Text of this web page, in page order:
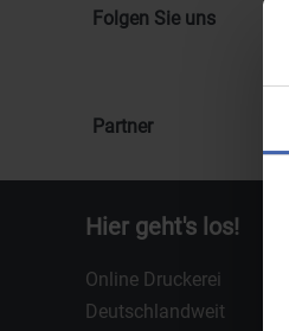
Folgen Sie uns
Partner
Hier geht's los!
Online Druckerei
Deutschlandweit